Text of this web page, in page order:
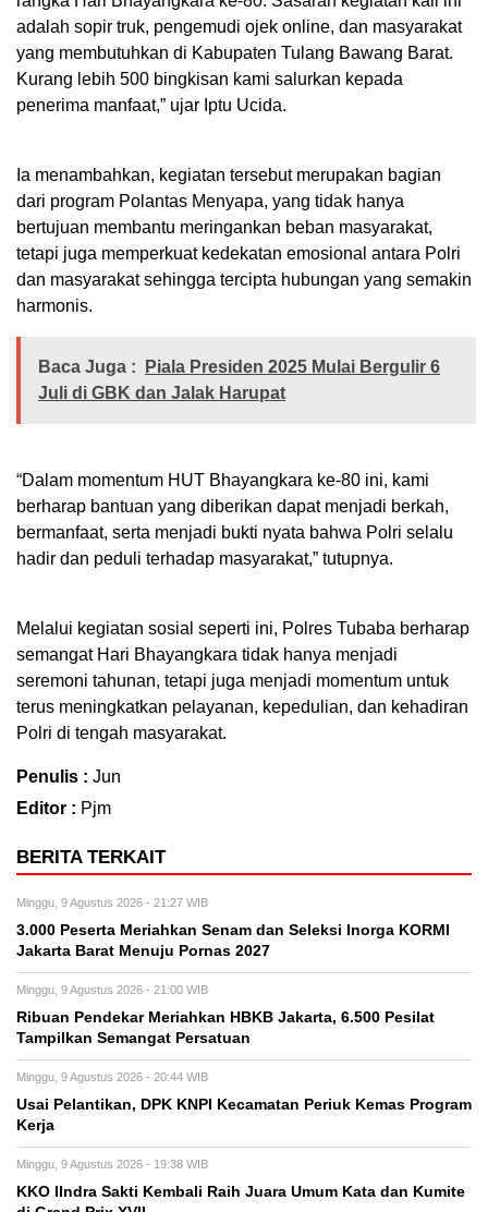
adalah sopir truk, pengemudi ojek online, dan masyarakat
yang membutuhkan di Kabupaten Tulang Bawang Barat.
Kurang lebih 500 bingkisan kami salurkan kepada
penerima manfaat,” ujar Iptu Ucida.
Ia menambahkan, kegiatan tersebut merupakan bagian
dari program Polantas Menyapa, yang tidak hanya
bertujuan membantu meringankan beban masyarakat,
tetapi juga memperkuat kedekatan emosional antara Polri
dan masyarakat sehingga tercipta hubungan yang semakin
harmonis.
Baca Juga :
Piala Presiden 2025 Mulai Bergulir 6
Juli di GBK dan Jalak Harupat
“Dalam momentum HUT Bhayangkara ke-80 ini, kami
berharap bantuan yang diberikan dapat menjadi berkah,
bermanfaat, serta menjadi bukti nyata bahwa Polri selalu
hadir dan peduli terhadap masyarakat,” tutupnya.
Melalui kegiatan sosial seperti ini, Polres Tubaba berharap
semangat Hari Bhayangkara tidak hanya menjadi
seremoni tahunan, tetapi juga menjadi momentum untuk
terus meningkatkan pelayanan, kepedulian, dan kehadiran
Polri di tengah masyarakat.
Penulis : Jun
Editor : Pjm
BERITA TERKAIT
Minggu, 9 Agustus 2026 - 21:27 WIB
3.000 Peserta Meriahkan Senam dan Seleksi Inorga KORMI
Jakarta Barat Menuju Pornas 2027
Minggu, 9 Agustus 2026 - 21:00 WIB
Ribuan Pendekar Meriahkan HBKB Jakarta, 6.500 Pesilat
Tampilkan Semangat Persatuan
Minggu, 9 Agustus 2026 - 20:44 WIB
Usai Pelantikan, DPK KNPI Kecamatan Periuk Kemas Program
Kerja
Minggu, 9 Agustus 2026 - 19:38 WIB
KKO IIndra Sakti Kembali Raih Juara Umum Kata dan Kumite